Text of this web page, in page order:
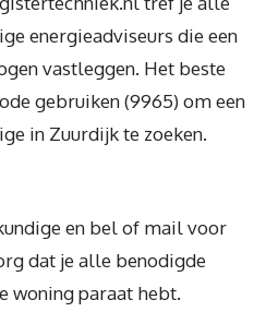
energieadviseurs die een
vastleggen. Het beste
gebruiken (9965) om een
in Zuurdijk te zoeken.
en bel of mail voor
dat je alle benodigde
woning paraat hebt.